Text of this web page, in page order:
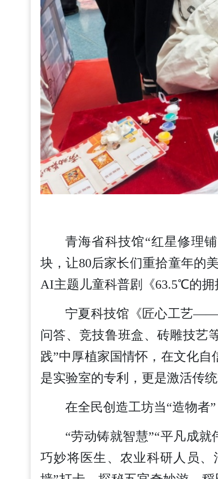
青海省科技馆“红星修理
块，让80后家长们重拾童年的
AI主题儿童科普剧《63.5℃的
宁夏科技馆《匠心工艺——
问答、竞技鲁班盒、砖雕技艺
践”中厚植家国情怀，在文化
是实验室的专利，更是激活传
在全民创造工坊当“造物者”
“劳动铸就智慧”“平凡成
巧妙将医生、农业科研人员